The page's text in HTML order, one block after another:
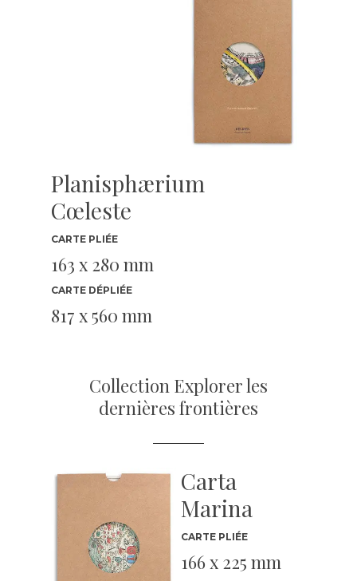
Planisphærium
Cœleste
CARTE PLIÉE
163 x 280 mm
CARTE DÉPLIÉE
817 x 560 mm
Collection Explorer les
dernières frontières
Carta
Marina
CARTE PLIÉE
166 x 225 mm